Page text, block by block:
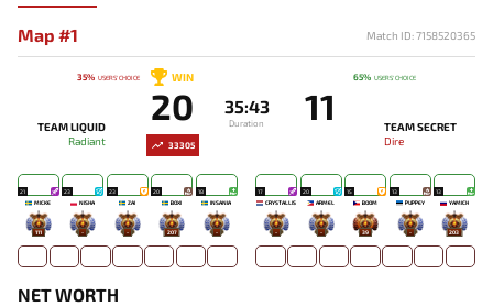
Map #1 Match ID: 7158520365
35% USERS' CHOICE
33305
TEAM LIQUID
Radiant
WIN
20 35:43
Duration 11
TEAM SECRET
Dire
65% USERS' CHOICE
21
MICKE
111
23
NISHA
-
23
ZAI
-
20
BOXI
207
18
INSANIA
-
17
CRYSTALLIS
-
20
ARMEL
-
15
BOOM
39
13
PUPPEY
-
13
YAMICH
203
NET WORTH